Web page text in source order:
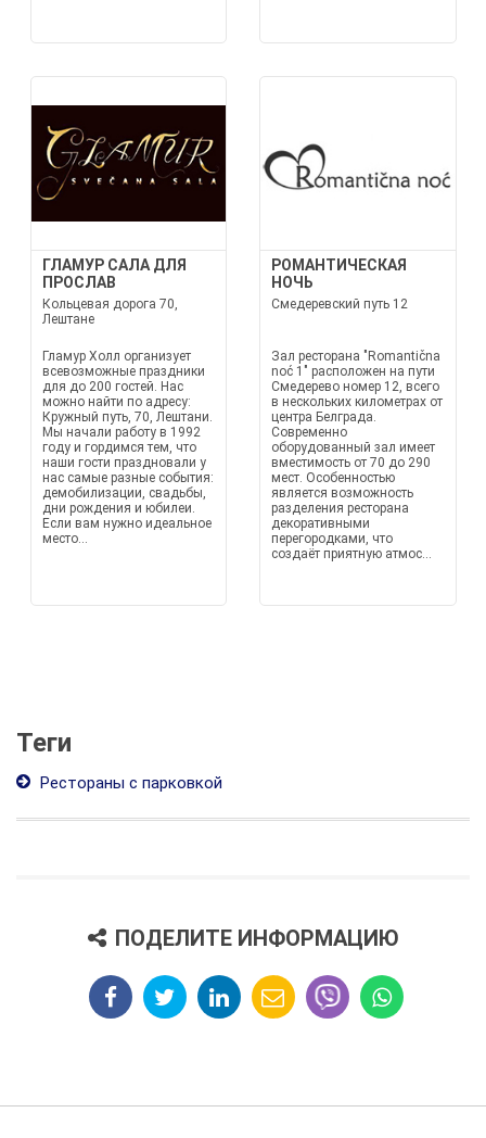
ГЛАМУР САЛА ДЛЯ
ПРОСЛАВ
Кольцевая дорога 70,
Лештане
Гламур Холл организует
всевозможные праздники
для до 200 гостей. Нас
можно найти по адресу:
Кружный путь, 70, Лештани.
Мы начали работу в 1992
году и гордимся тем, что
наши гости праздновали у
нас самые разные события:
демобилизации, свадьбы,
дни рождения и юбилеи.
Если вам нужно идеальное
место...
РОМАНТИЧЕСКАЯ
НОЧЬ
Смедеревский путь 12
Зал ресторана "Romantična
noć 1" расположен на пути
Смедерево номер 12, всего
в нескольких километрах от
центра Белграда.
Современно
оборудованный зал имеет
вместимость от 70 до 290
мест. Особенностью
является возможность
разделения ресторана
декоративными
перегородками, что
создаёт приятную атмос...
Теги
Рестораны с парковкой
ПОДЕЛИТЕ ИНФОРМАЦИЮ